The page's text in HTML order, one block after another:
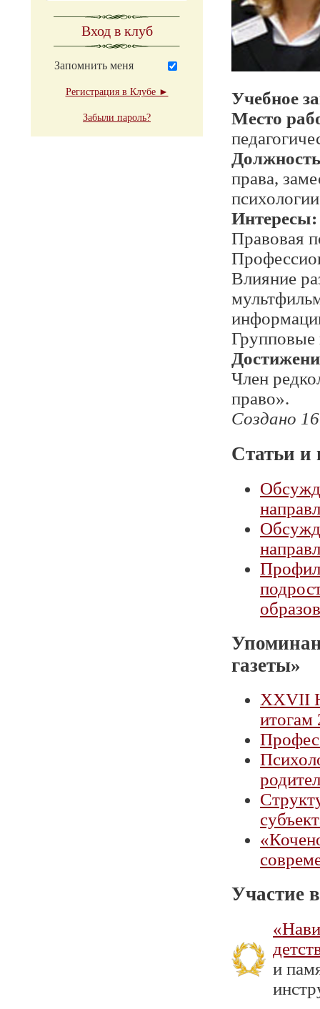
Вход в клуб
Запомнить меня
Регистрация в Клубе ►
Забыли пароль?
Учебное
Место
права,
психологии
Интересы:
Правовая
Влияние
Групповые
Член
право».
Создано
Статьи и
газеты»
XXVII
итогам
Участие
и